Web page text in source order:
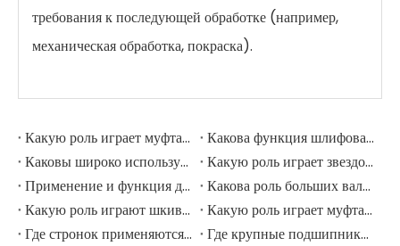
требования к последующей обработке (например,
механическая обработка, покраска).
Какую роль играет муфта в шлифовальной мельнице?
Какова функция шлифовальных рулонов в мельнице шлифовации?
Каковы широко используемые аксессуары в шлифовальной мельнице?
Какую роль играет звездочка в горнодобывающем экскаваторе?
Применение и функция дорожных роликов в горнодобывающих экскаваторах
Какова роль больших валов в горнодобывающих экскаваторах?
Какую роль играют шкивы в крупных горнодобывающих экскаваторах?
Какую роль играет муфта в горнодобывающем экскаваторе?
Где стронок применяются в горнодобывающем оборудовании?
Где крупные подшипники применяются в механическом оборудовании?